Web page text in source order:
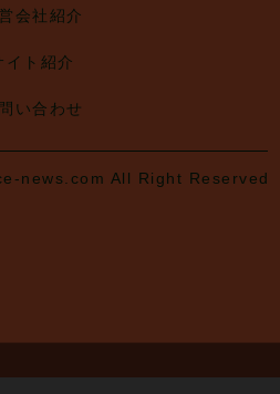
会社紹介
イト紹介
い合わせ
news.com All Right Reserved